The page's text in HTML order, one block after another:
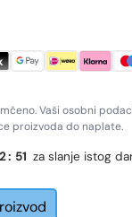
Vaši osobni
proizvoda do naplate.
: 50 za slanje istog